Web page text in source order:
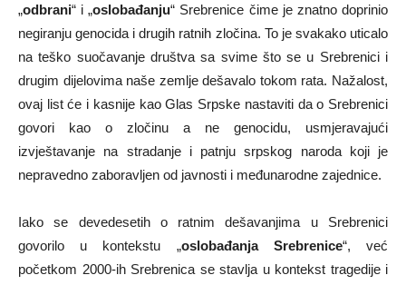
„odbrani“ i „oslobađanju“ Srebrenice čime je znatno doprinio
negiranju genocida i drugih ratnih zločina. To je svakako uticalo
na teško suočavanje društva sa svime što se u Srebrenici i
drugim dijelovima naše zemlje dešavalo tokom rata. Nažalost,
ovaj list će i kasnije kao Glas Srpske nastaviti da o Srebrenici
govori kao o zločinu a ne genocidu, usmjeravajući
izvještavanje na stradanje i patnju srpskog naroda koji je
nepravedno zaboravljen od javnosti i međunarodne zajednice.
Iako se devedesetih o ratnim dešavanjima u Srebrenici
govorilo u kontekstu „oslobađanja Srebrenice“, već
početkom 2000-ih Srebrenica se stavlja u kontekst tragedije i